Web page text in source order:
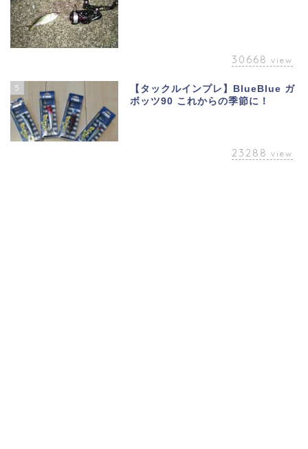
30668 view
5
【タックルインプレ】BlueBlue ガ
ボッツ90 これからの季節に！
23288 view